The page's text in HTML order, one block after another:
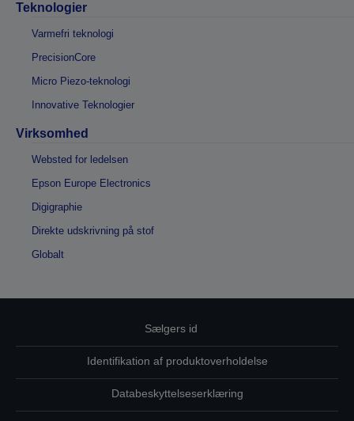
Teknologier
Varmefri teknologi
PrecisionCore
Micro Piezo-teknologi
Innovative Teknologier
Virksomhed
Websted for ledelsen
Epson Europe Electronics
Digigraphie
Direkte udskrivning på stof
Globalt
Sælgers id
Identifikation af produktoverholdelse
Databeskyttelseserklæring